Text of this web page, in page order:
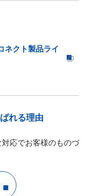
ネクト製品ライ
れる理由
応でお客様のものづ